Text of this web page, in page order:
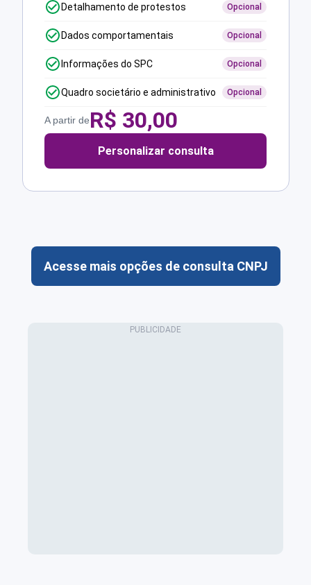
Detalhamento de protestos Opcional
Dados comportamentais Opcional
Informações do SPC Opcional
Quadro societário e administrativo Opcional
A partir deR$ 30,00
Personalizar consulta
Acesse mais opções de consulta CNPJ